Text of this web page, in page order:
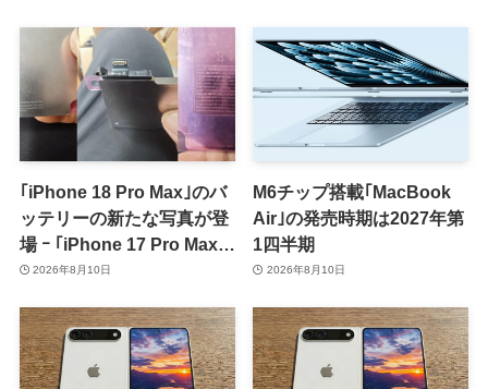
｢iPhone 18 Pro Max｣のバ
ッテリーの新たな写真が登
場 ｰ ｢iPhone 17 Pro Max｣
からの容量増加を確認
2026年8月10日
M6チップ搭載｢MacBook
Air｣の発売時期は2027年第
1四半期
2026年8月10日